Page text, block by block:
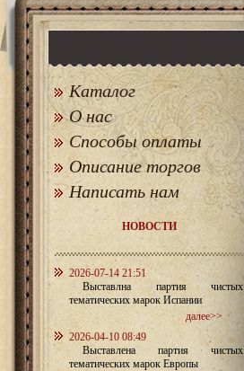
Каталог
О нас
Способы оплаты
Описание торгов
Написать нам
НОВОСТИ
2026-07-14 21:51
Выставлна партия чистых
тематических марок Испании
далее>>
2026-04-10 08:49
Выставлена партия чистых
тематических марок Европы